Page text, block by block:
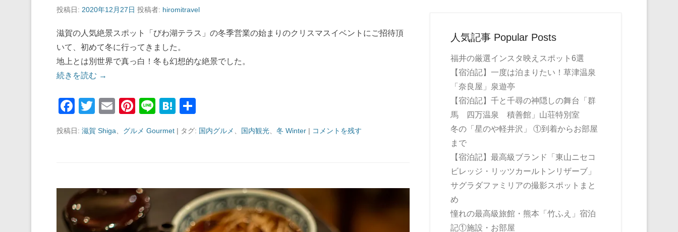
投稿日: 2020年12月27日 投稿者: hiromitravel
滋賀の人気絶景スポット「びわ湖テラス」の冬季営業の始まりのクリスマスイベントにご招待頂
いて、初めて冬に行ってきました。
地上とは別世界で真っ白！冬も幻想的な絶景でした。
続きを読む →
F
c
o
o
k
T
tt
E
ail
Pi
er
Li
e
H
e
投稿日: 滋賀 Shiga グルメ Gourmet | タグ: 国内グルメ 国内観光 冬 Winter | コメントを残す
人気記事 Popular Posts
福井の厳選インスタ映えスポット6選
【宿泊記】一度は泊まりたい！草津温泉
「奈良屋」泉遊亭
【宿泊記】千と千尋の神隠しの舞台「群
馬 四万温泉 積善館」山荘特別室
冬の「星のや軽井沢」 ①到着からお部屋
まで
【宿泊記】最高級ブランド「東山ニセコ
ビレッジ・リッツカールトンリザーブ」
サグラダファミリアの撮影スポットまと
め
憧れの最高級旅館・熊本「竹ふえ」宿泊
記①施設・お部屋